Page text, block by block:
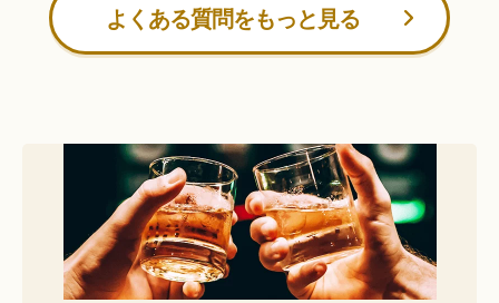
よくある質問をもっと見る